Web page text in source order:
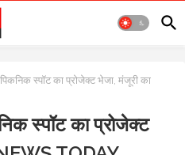
स्पॉट का प्रोजेक्ट भेजा, मंजूरी का
स्पॉट का प्रोजेक्ट